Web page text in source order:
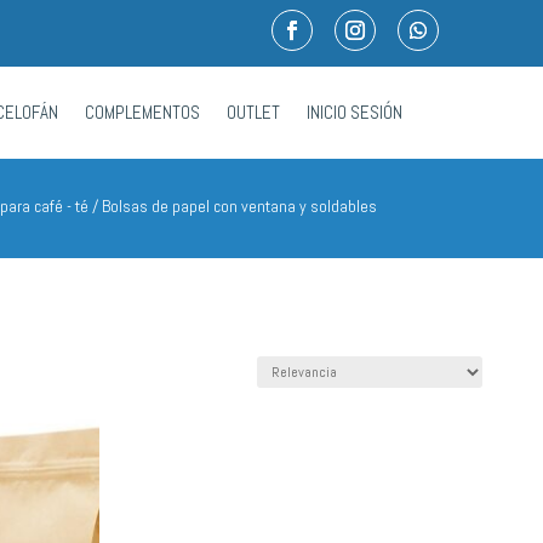
COMPLEMENTOS OUTLET INICIO SESIÓN
café - té / Bolsas de papel con ventana y soldables